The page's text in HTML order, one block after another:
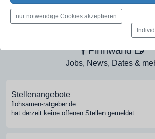
Medien-Galerie
Bilder, PDFs, Audio,
Pinnwand
Jobs, News, Dates &
Stellenangebote
flohsamen-ratgeber.de
hat derzeit keine offenen Stellen gemeldet
nur notwendige Cookies akzeptieren